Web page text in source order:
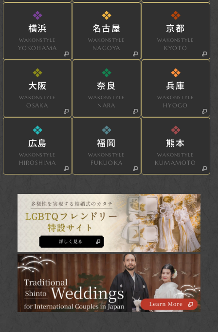
横浜
WAKONSTYLE
YOKOHAMA
名古屋
WAKONSTYLE
NAGOYA
京都
WAKONSTYLE
KYOTO
大阪
WAKONSTYLE
OSAKA
奈良
WAKONSTYLE
NARA
兵庫
WAKONSTYLE
HYOGO
広島
WAKONSTYLE
HIROSHIMA
福岡
WAKONSTYLE
FUKUOKA
熊本
WAKONSTYLE
KUMAMOTO